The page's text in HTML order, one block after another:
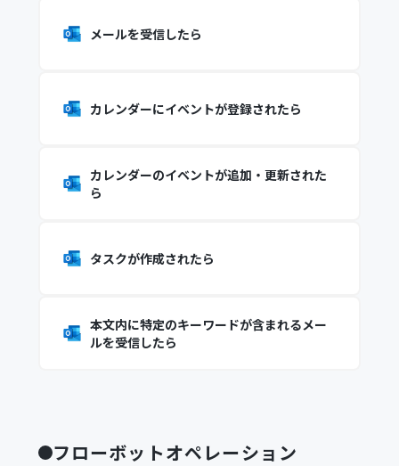
メールを受信したら
カレンダーにイベントが登録されたら
カレンダーのイベントが追加・更新された
ら
タスクが作成されたら
本文内に特定のキーワードが含まれるメー
ルを受信したら
フローボットオペレーション